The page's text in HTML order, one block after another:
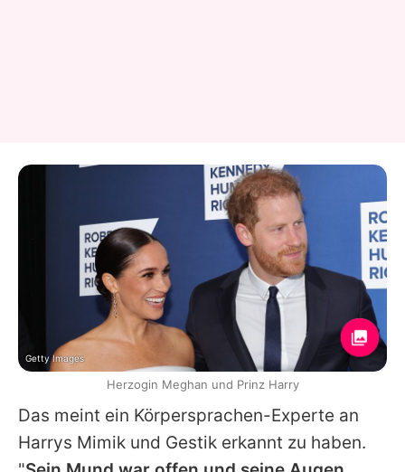
Das meint ein Körpersprachen-Experte an
Harrys Mimik und Gestik erkannt zu haben.
Getty Images
Herzogin Meghan und Prinz Harry